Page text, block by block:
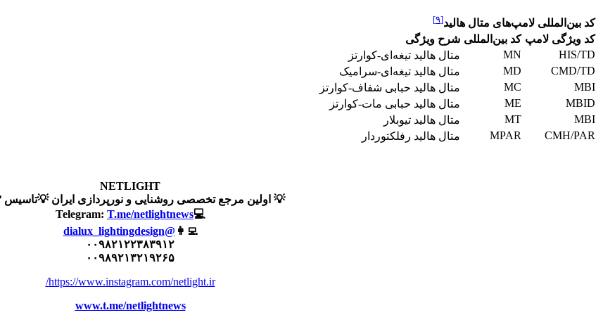
کد بین‌المللی لامپ‌های متال هالید[۹]
کد ویژگی لامپ کد بین‌المللی شرح ویژگی
HIS/TD
MN
متال هالید تیغه‌ای-کوارتز
CMD/TD
MD
متال هالید تیغه‌ای-سرامیک
MBI
MC
متال هالید حبابی شفاف-کوارتز
MBID
ME
متال هالید حبابی مات-کوارتز
MBI
MT
متال هالید تیوبلار
CMH/PAR
MPAR متال هالید رفلکتوردار
NETLIGHT
💡 اولین مرجع تخصصی روشنایی و نورپردازی ایران 💡تاسیس ۱۳۹۳
💻Telegram:
T.me/netlightnews
👩‍💻
@dialux_lightingdesign
۰۰۹۸۲۱۲۲۳۸۳۹۱۲
۰۰۹۸۹۲۱۳۲۱۹۲۶۵
https://www.instagram.com/netlight.ir/
www.t.me/netlightnews